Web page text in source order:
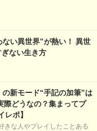
い異世界”が熱い！ 異世
ない生き方
の新モード“手記の加筆”は
どうなの？集まってプ
レポ】
きな人やプレイしたことある